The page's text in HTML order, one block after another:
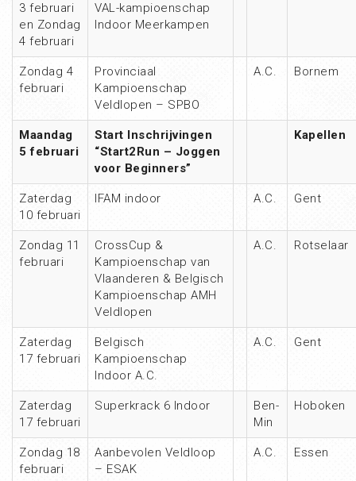
3 februari
en Zondag
4 februari
VAL-kampioenschap
Indoor Meerkampen
Zondag 4
februari
Provinciaal
Kampioenschap
Veldlopen – SPBO
A.C. Bornem
Maandag
5 februari
Start Inschrijvingen
“Start2Run – Joggen
voor Beginners”
Kapellen
Zaterdag
10 februari
IFAM indoor A.C. Gent
Zondag 11
februari
CrossCup &
Kampioenschap van
Vlaanderen & Belgisch
Kampioenschap AMH
Veldlopen
A.C. Rotselaar
Zaterdag
17 februari
Belgisch
Kampioenschap
Indoor A.C.
A.C. Gent
Zaterdag
17 februari
Superkrack 6 Indoor
Ben-
Min
Hoboken
Zondag 18
februari
Aanbevolen Veldloop
– ESAK
A.C. Essen